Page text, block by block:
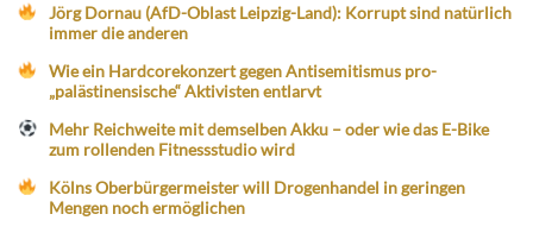
Jörg Dornau (AfD-Oblast Leipzig-Land): Korrupt sind natürlich
immer die anderen
Wie ein Hardcorekonzert gegen Antisemitismus pro-
„palästinensische“ Aktivisten entlarvt
Mehr Reichweite mit demselben Akku – oder wie das E-Bike
zum rollenden Fitnessstudio wird
Kölns Oberbürgermeister will Drogenhandel in geringen
Mengen noch ermöglichen